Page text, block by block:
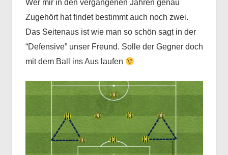
Wer mir in den vergangenen Jahren genau
Zugehört hat findet bestimmt auch noch zwei.
Das Seitenaus ist wie man so schön sagt in der
“Defensive” unser Freund. Solle der Gegner doch
mit dem Ball ins Aus laufen